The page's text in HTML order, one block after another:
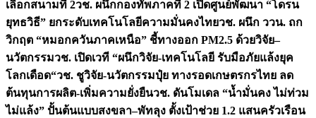
เลือกสนามที่ 2วช. ผนึกกองทัพภาคที่ 2 เปิดศูนย์พัฒนา “โดรน
ยุทธวิธี” ยกระดับเทคโนโลยีความมั่นคงไทยวช. ผนึก ววน. ถก
วิกฤต “หมอกควันภาคเหนือ” ชี้ทางออก PM2.5 ด้วยวิจัย–
นวัตกรรมวช. เปิดเวที “ผนึกวิจัย-เทคโนโลยี รับมือภัยแล้งยุค
โลกเดือด“วช. ชูวิจัย-นวัตกรรมปุ๋ย ทางรอดเกษตรกรไทย ลด
ต้นทุนการผลิต-เพิ่มความยั่งยืนวช. ดันโมเดล “น้ำมั่นคง ไม่ท่วม
ไม่แล้ง” ปั้นต้นแบบสงขลา–พัทลุง ตั้งเป้าช่วย 1.2 แสนครัวเรือน